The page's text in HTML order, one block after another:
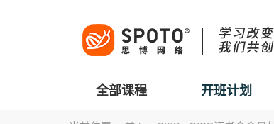
全部课程 开班计划